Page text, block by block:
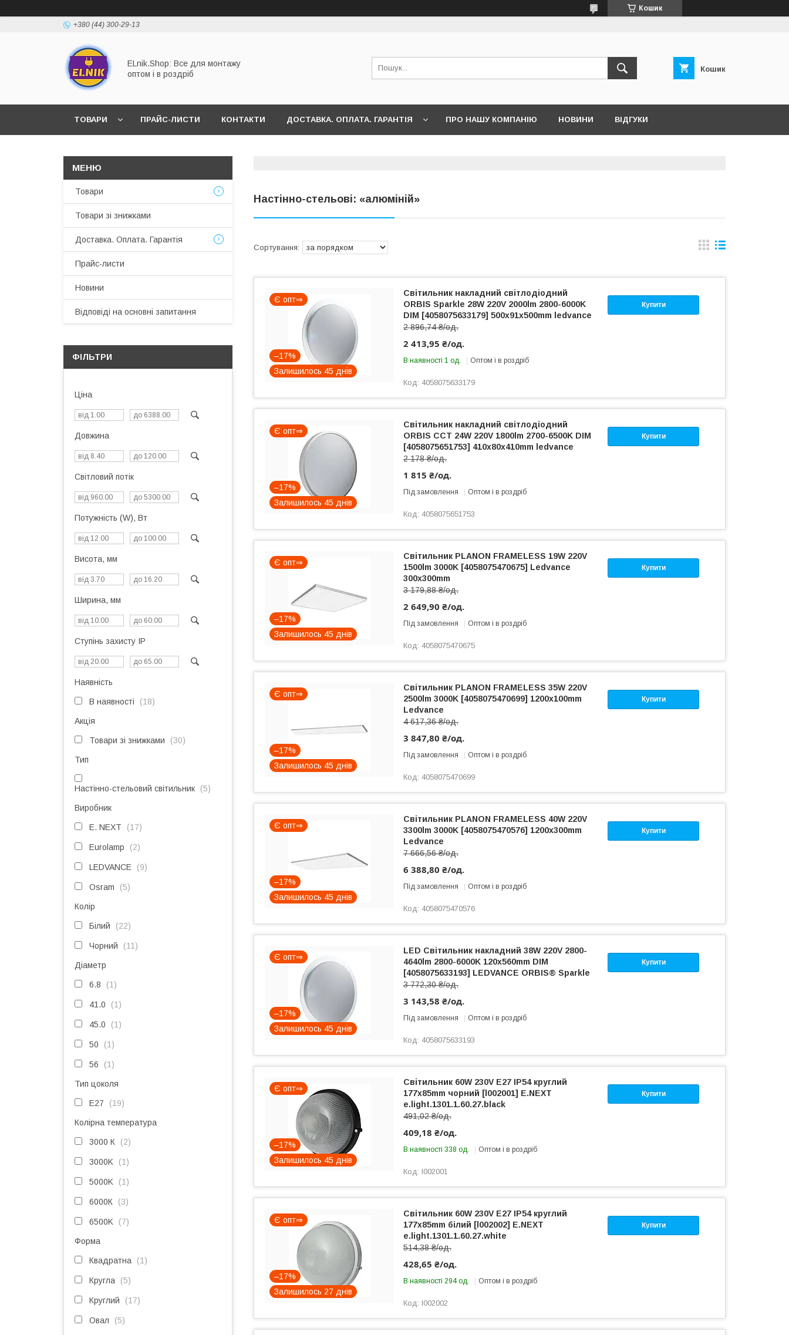
Кошик
+380 (44) 300-29-13
ELnik.Shop: Все для монтажу
оптом і в роздріб
Кошик
ТОВАРИ ПРАЙС-ЛИСТИ КОНТАКТИ ДОСТАВКА. ОПЛАТА. ГАРАНТІЯ ПРО НАШУ КОМПАНІЮ НОВИНИ ВІДГУКИ
Настінно-стельові: «алюміній»
Є опт⇒
–17%
Залишилось 45 днів
Купити
Світильник накладний світлодіодний
ORBIS Sparkle 28W 220V 2000lm 2800-6000K
DIM [4058075633179] 500х91х500mm ledvance
2 896,74 ₴/од.
2 413,95 ₴/од.
В наявності 1 од. Оптом і в роздріб
4058075633179
Є опт⇒
–17%
Залишилось 45 днів
Купити
Світильник накладний світлодіодний
ORBIS CCT 24W 220V 1800lm 2700-6500K DIM
[4058075651753] 410х80х410mm ledvance
2 178 ₴/од.
1 815 ₴/од.
Під замовлення Оптом і в роздріб
4058075651753
Є опт⇒
–17%
Залишилось 45 днів
Купити
Світильник PLANON FRAMELESS 19W 220V
1500lm 3000K [4058075470675] Ledvance
300х300mm
3 179,88 ₴/од.
2 649,90 ₴/од.
Під замовлення Оптом і в роздріб
4058075470675
Є опт⇒
–17%
Залишилось 45 днів
Купити
Світильник PLANON FRAMELESS 35W 220V
2500lm 3000K [4058075470699] 1200х100mm
Ledvance
4 617,36 ₴/од.
3 847,80 ₴/од.
Під замовлення Оптом і в роздріб
4058075470699
Є опт⇒
–17%
Залишилось 45 днів
Купити
Світильник PLANON FRAMELESS 40W 220V
3300lm 3000K [4058075470576] 1200х300mm
Ledvance
7 666,56 ₴/од.
6 388,80 ₴/од.
Під замовлення Оптом і в роздріб
4058075470576
Є опт⇒
–17%
Залишилось 45 днів
Купити
LED Світильник накладний 38W 220V 2800-
4640lm 2800-6000K 120х560mm DIM
[4058075633193] LEDVANCE ORBIS® Sparkle
3 772,30 ₴/од.
3 143,58 ₴/од.
Під замовлення Оптом і в роздріб
4058075633193
Є опт⇒
–17%
Залишилось 45 днів
Купити
Світильник 60W 230V E27 IP54 круглий
177х85mm чорний [l002001] E.NEXT
e.light.1301.1.60.27.black
491,02 ₴/од.
409,18 ₴/од.
В наявності 338 од. Оптом і в роздріб
l002001
Є опт⇒
–17%
Залишилось 27 днів
Купити
Світильник 60W 230V E27 IP54 круглий
177х85mm білий [l002002] E.NEXT
e.light.1301.1.60.27.white
514,38 ₴/од.
428,65 ₴/од.
В наявності 294 од. Оптом і в роздріб
l002002
Товари
Товари зі знижками
Доставка. Оплата. Гарантія
Прайс-листи
Новини
Відповіді на основні запитання
ФІЛЬТРИ
Ціна
Довжина
Світловий потік
Потужність (W), Вт
Висота, мм
Ширина, мм
Ступінь захисту IP
Наявність
В наявності 18
Акція
Товари зі знижками 30
Тип
Настінно-стельовий світильник 5
Виробник
E. NEXT 17
Eurolamp 2
LEDVANCE 9
Osram 5
Колір
Білий 22
Чорний 11
Діаметр
6.8 1
41.0 1
45.0 1
50 1
56 1
Тип цоколя
E27 19
Колірна температура
3000 К 2
3000K 1
5000K 1
6000К 3
6500K 7
Форма
Квадратна 1
Кругла 5
Круглий 17
Овал 5